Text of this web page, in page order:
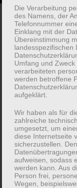
Menü
ein-/ausblenden
Über mich
Die Verarbeitung
des Namens, der
Telefonnummer
Einklang mit der
Übereinstimmung
landesspezifischen
Umfang und
verarbeiteten
werden betroffene
aufgeklärt.
Wir haben als für
zahlreiche
umgesetzt, um
diese Internetseite
sicherzustellen.
aufweisen, sodass
werden kann. Aus
Person frei,
Wegen,